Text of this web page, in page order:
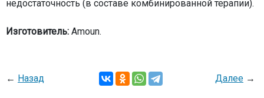
недостаточность (в составе комбинированной терапии).
Изготовитель: Amoun.
← Назад Далее →